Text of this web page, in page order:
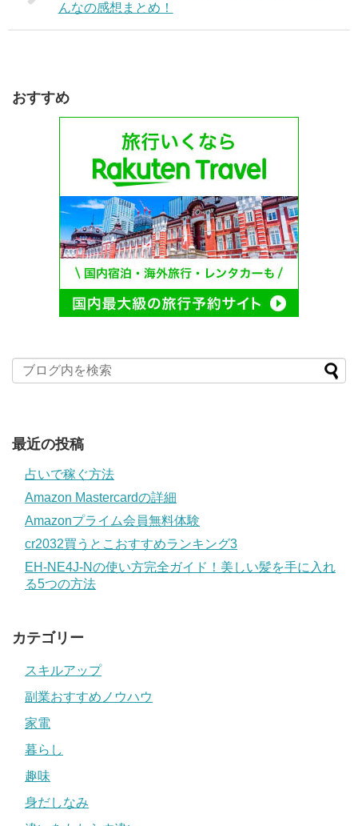
んなの感想まとめ！
おすすめ
最近の投稿
占いで稼ぐ方法
Amazon Mastercardの詳細
Amazonプライム会員無料体験
cr2032買うとこおすすめランキング3
EH-NE4J-Nの使い方完全ガイド！美しい髪を手に入れ
る5つの方法
カテゴリー
スキルアップ
副業おすすめノウハウ
家電
暮らし
趣味
身だしなみ